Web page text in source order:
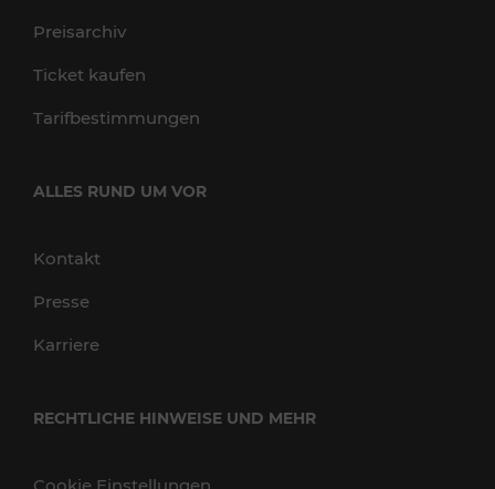
Preisarchiv
Ticket kaufen
Tarifbestimmungen
ALLES RUND UM VOR
Kontakt
Presse
Karriere
RECHTLICHE HINWEISE UND MEHR